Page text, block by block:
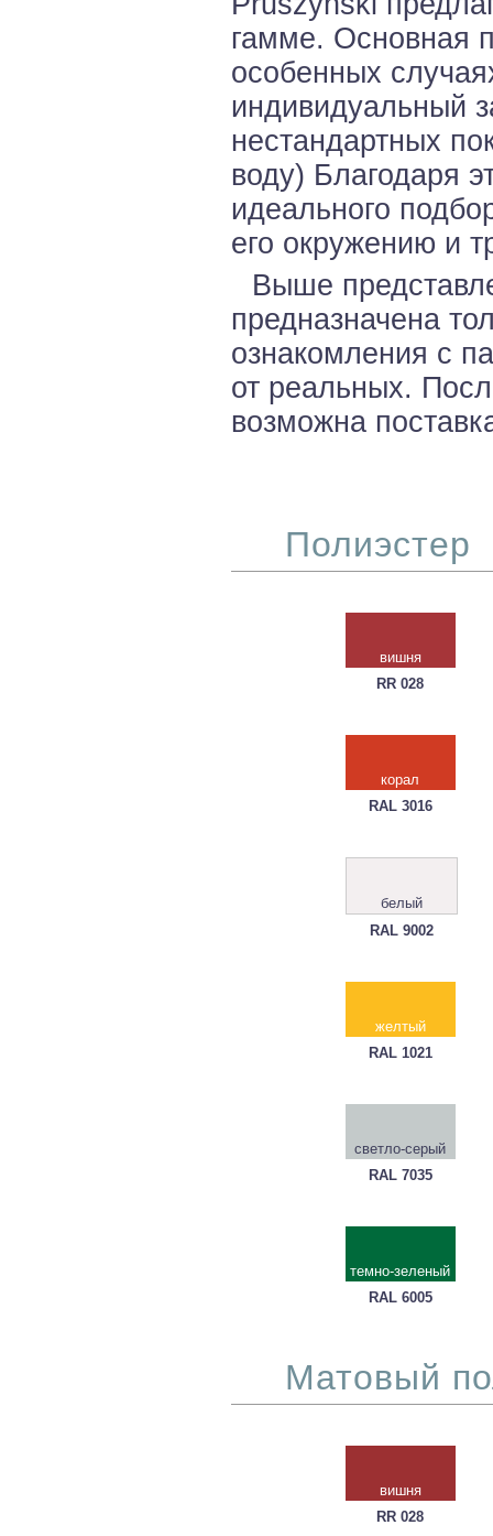
гамме. Основная
особенных
индивидуальный
нестандартных
воду) Благодаря
идеального
его окружению и
Выше
предназначена
ознакомления с
от реальных.
возможна
Полиэстер
вишня
RR 028
корал
RAL 3016
белый
RAL 9002
желтый
RAL 1021
светло-серый
RAL 7035
темно-зеленый
RAL 6005
Матовый
вишня
RR 028